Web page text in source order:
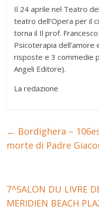
Il 24 aprile nel Teatro
teatro dell’Opera per il
torna il Il prof.
Psicoterapia
risposte e 3 commedie
Angeli Editore).
La redazione
← Bordighera –
morte di Padre
7^SALON DU LIVRE
MERIDIEN BEACH